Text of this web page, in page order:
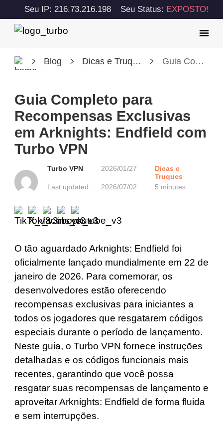
Seu IP: 216.73.216.198 Seu Status: EXPOSTO!
Blog Dicas e Truques Guia Completo para Recompensas Exclusivas em Arknights: Endfield com Turbo VPN
Guia Completo para
Recompensas Exclusivas
em Arknights: Endfield com
Turbo VPN
Turbo VPN 2026/01/27
Dicas e
Truques
Last updated:
2026/07/02 5 minutes
O tão aguardado Arknights: Endfield foi
oficialmente lançado mundialmente em 22 de
janeiro de 2026. Para comemorar, os
desenvolvedores estão oferecendo
recompensas exclusivas para iniciantes a
todos os jogadores que resgatarem códigos
especiais durante o período de lançamento.
Neste guia, o Turbo VPN fornece instruções
detalhadas e os códigos funcionais mais
recentes, garantindo que você possa
resgatar suas recompensas de lançamento e
aproveitar Arknights: Endfield de forma fluida
e sem interrupções.